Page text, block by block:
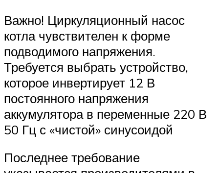
Важно! Циркуляционный насос
котла чувствителен к форме
подводимого напряжения.
Требуется выбрать устройство,
которое инвертирует 12 В
постоянного напряжения
аккумулятора в переменные 220 В
50 Гц с «чистой» синусоидой
Последнее требование